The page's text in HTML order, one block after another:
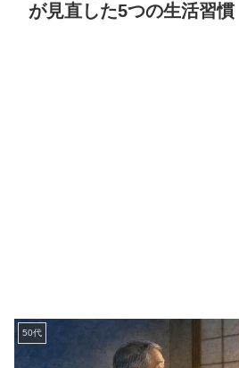
が見直した5つの生活習慣
50代